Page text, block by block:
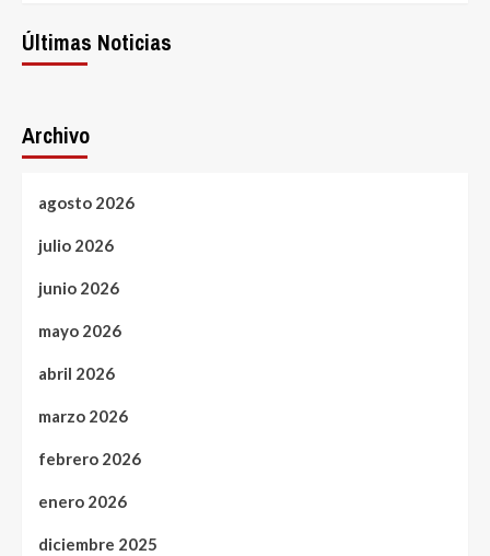
Últimas Noticias
Archivo
agosto 2026
julio 2026
junio 2026
mayo 2026
abril 2026
marzo 2026
febrero 2026
enero 2026
diciembre 2025